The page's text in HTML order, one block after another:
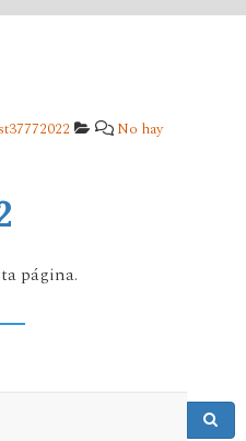
No hay
página.